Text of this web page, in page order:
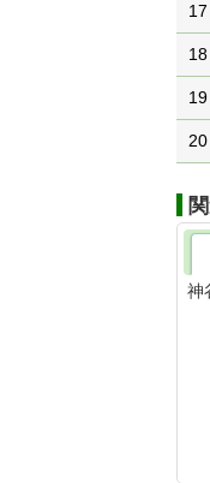
17
18
19
20
神